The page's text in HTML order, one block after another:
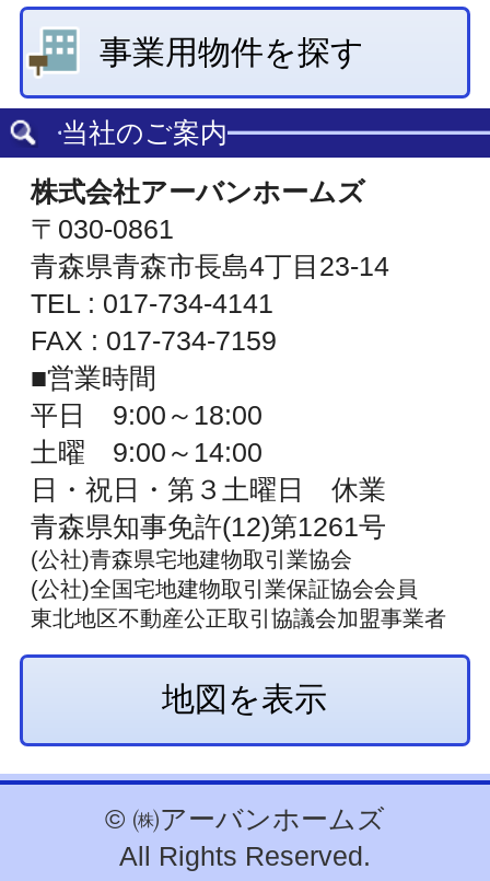
土曜 9:00～14:00
日・祝日・第３土曜日 休業
青森県知事免許(12)第1261号
(公社)青森県宅地建物取引業協会
(公社)全国宅地建物取引業保証協会会員
東北地区不動産公正取引協議会加盟事業者
地図を表示
© ㈱アーバンホームズ
All Rights Reserved.